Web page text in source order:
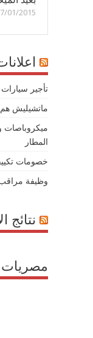
01/2015
تأجير
ماتشيليش
ميكروباصات
المطار
خصومات
وظيفة
نتائج